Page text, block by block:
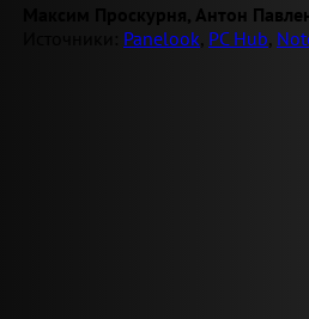
Максим Проскурня, Антон
Panelook, PC Hub,